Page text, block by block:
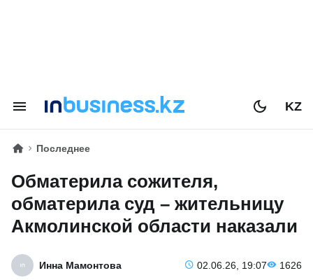
KZ
Последнее
Обматерила сожителя,
обматерила суд – жительницу
Акмолинской области наказали
Инна Мамонтова 02.06.26, 19:07 1626